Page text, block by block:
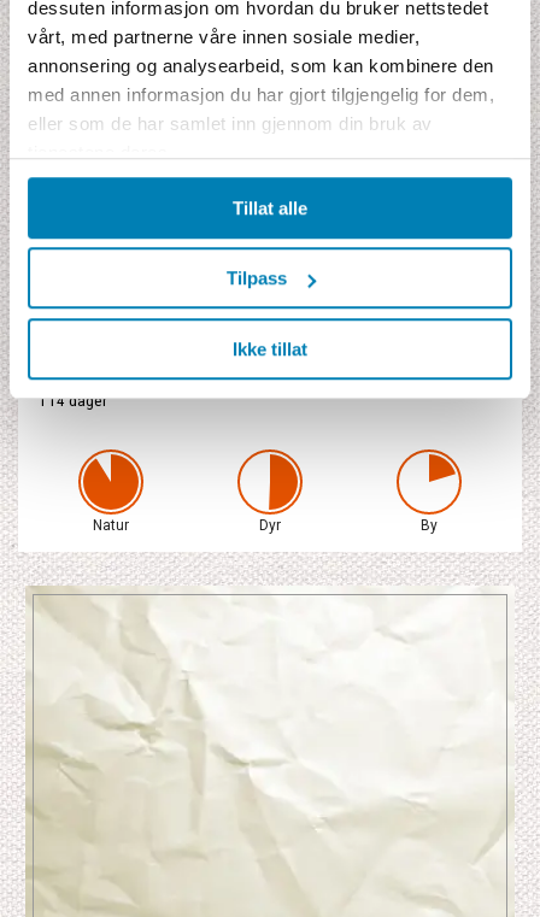
dessuten informasjon om hvordan du bruker nettstedet
vårt, med partnerne våre innen sosiale medier,
annonsering og analysearbeid, som kan kombinere den
med annen informasjon du har gjort tilgjengelig for dem,
eller som de har samlet inn gjennom din bruk av
Tillat alle
Tilpass
Ikke tillat
Prisblad
Pristilbud
Indikationspris
54 050 NOK
inklusive flyskatter og drivstofftillegg
13 hotell/lodgenetter***
Fly fra Skandinavia i økonomiklasse
Leiebil Europcar Group W – Ford Ranger 4x4 Double Cab eller lignende
i 14 dager
Natur Dyr By